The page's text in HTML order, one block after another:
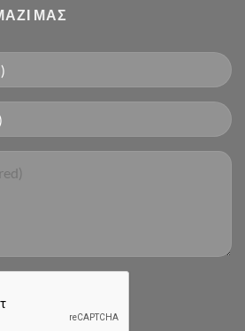
ΜΑΣ